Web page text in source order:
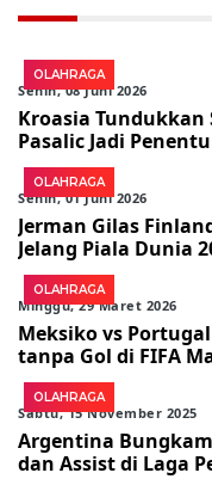
OLAHRAGA
Senin, 08 Juni 2026
Kroasia Tundukkan
Pasalic Jadi
OLAHRAGA
Senin, 01 Juni 2026
Jerman Gilas
Jelang Piala Dunia
OLAHRAGA
Minggu, 29 Maret 2026
Meksiko vs
tanpa Gol di FIFA
OLAHRAGA
Sabtu, 15 November 2025
Argentina Bungkam
dan Assist di Laga